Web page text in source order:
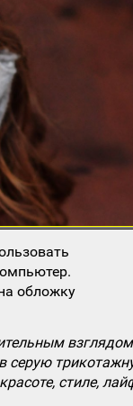
обложку
серую
стиле,